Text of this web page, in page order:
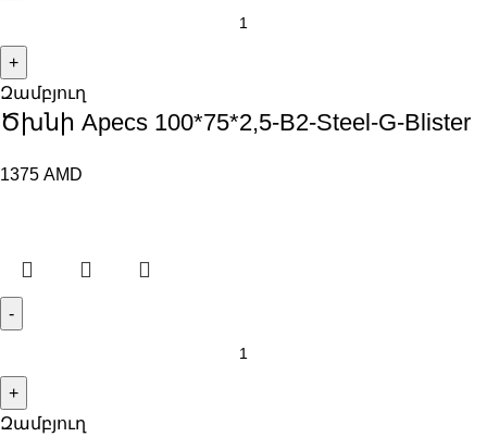
Զամբյուղ
Ծխնի Apecs 100*75*2,5-B2-Steel-G-Blister
1375 AMD
Զամբյուղ